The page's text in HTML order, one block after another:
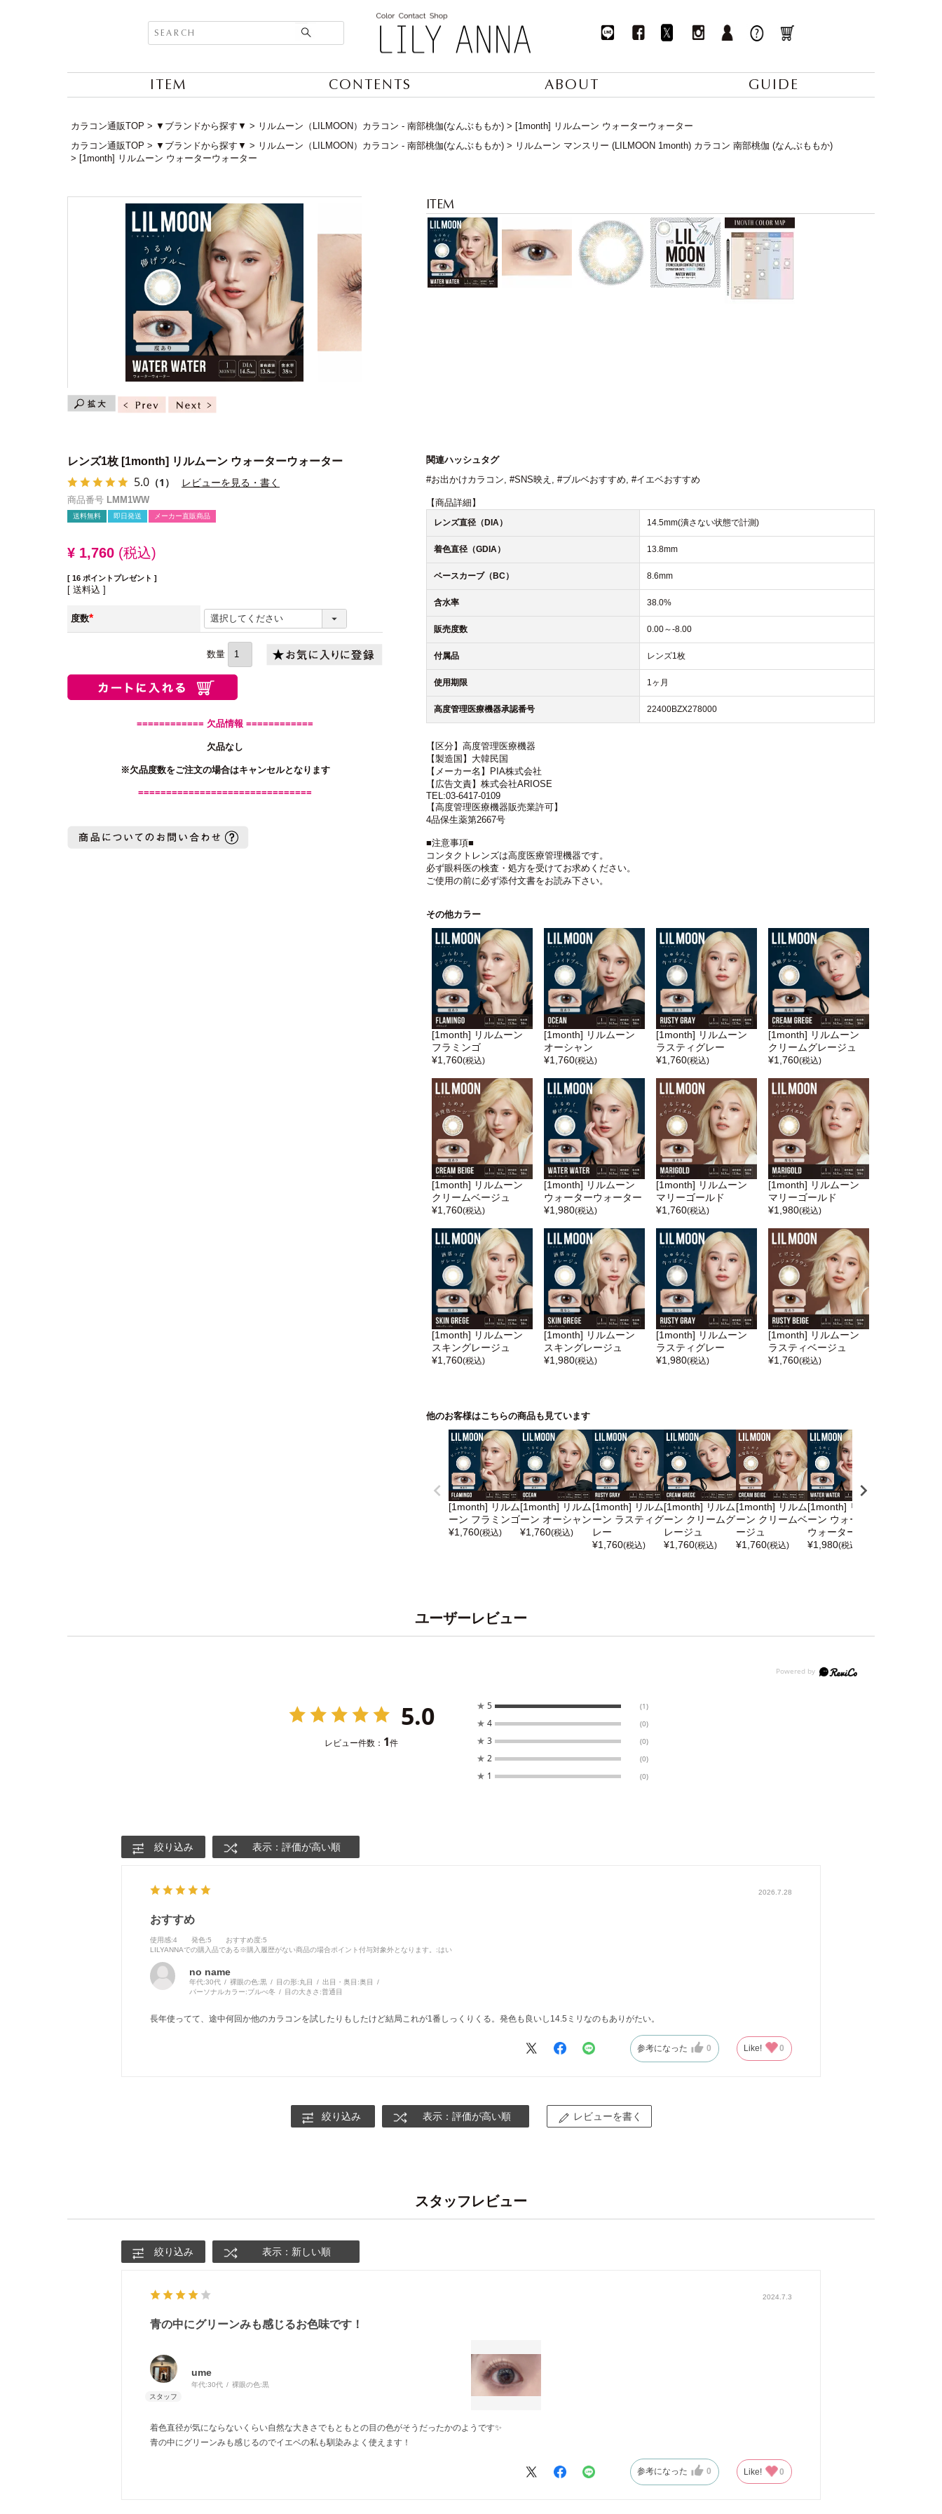
ITEM CONTENTS ABOUT GUIDE
カラコン通販TOP ▼ブランドから探す▼ リルムーン（LILMOON）カラコン - 南部桃伽(なんぶももか)
[1month] リルムーン ウォーターウォーター
カラコン通販TOP
▼ブランドから探す▼ リルムーン（LILMOON）カラコン - 南部桃伽(なんぶももか)
リルムーン マンスリー (LILMOON 1month) カラコン 南部桃伽 (なんぶももか)
[1month] リルムーン ウォーターウォーター
レンズ1枚 [1month] リルムーン ウォーターウォーター
5.0 （1） レビューを見る・書く
商品番号 LMM1WW
送料無料 即日発送 メーカー直販商品
¥ 1,760 税込
[ 16 ポイントプレゼント ]
送料込
度数
(必
============ 欠品情報 ============
欠品なし
※欠品度数をご注文の場合はキャンセルとなります
===============================
関連ハッシュタグ
#お出かけカラコン, #SNS映え , #ブルベおすすめ, #イエベおすすめ
【商品詳細】
レンズ直径（DIA） 14.5mm(潰さない状態で計測)
着色直径（GDIA） 13.8mm
ベースカーブ（BC） 8.6mm
含水率 38.0%
販売度数 0.00～-8.00
付属品 レンズ1枚
使用期限 1ヶ月
高度管理医療機器承認番号 22400BZX278000
【区分】高度管理医療機器
【製造国】大韓民国
【メーカー名】PIA株式会社
【広告文責】株式会社ARIOSE
TEL:03-6417-0109
【高度管理医療機器販売業許可】
4品保生薬第2667号
■注意事項■
コンタクトレンズは高度医療管理機器です。
必ず眼科医の検査・処方を受けてお求めください。
ご使用の前に必ず添付文書をお読み下さい。
その他カラー
[1month] リルムーン
フラミンゴ
¥1,760(税込)
[1month] リルムーン
オーシャン
¥1,760(税込)
[1month] リルムーン
ラスティグレー
¥1,760(税込)
[1month] リルムーン
クリームグレージュ
¥1,760(税込)
[1month] リルムーン
クリームベージュ
¥1,760(税込)
[1month] リルムーン
ウォーターウォーター
¥1,980(税込)
[1month] リルムーン
マリーゴールド
¥1,760(税込)
[1month] リルムーン
マリーゴールド
¥1,980(税込)
[1month] リルムーン
スキングレージュ
¥1,760(税込)
[1month] リルムーン
スキングレージュ
¥1,980(税込)
[1month] リルムーン
ラスティグレー
¥1,980(税込)
[1month] リルムーン
ラスティベージュ
¥1,760(税込)
他のお客様はこちらの商品も見ています
[1month] リルム
ーン フラミンゴ
¥1,760(税込)
[1month] リルム
ーン オーシャン
¥1,760(税込)
[1month] リルム
ーン ラスティグ
レー
¥1,760(税込)
[1month] リルム
ーン クリームグ
レージュ
¥1,760(税込)
[1month] リルム
ーン クリームベ
ージュ
¥1,760(税込)
[1month] リルム
ーン ウォーター
ウォーター
¥1,980(税込)
ユーザーレビュー
5.0
レビュー件数： 1件
★ 5 (1)
★ 4 (0)
★ 3 (0)
★ 2 (0)
★ 1 (0)
絞り込み 表示：評価が高い順
2026.7.28
おすすめ
使用感:4 発色:5 おすすめ度:5
LILYANNAでの購入品である※購入履歴がない商品の場合ポイント付与対象外となります。 :はい
no name
年代:30代 裸眼の色:黒 目の形:丸目 出目・奥目:奥目
パーソナルカラー:ブルべ冬 目の大きさ:普通目
長年使ってて、途中何回か他のカラコンを試したりもしたけど結局これが1番しっくりくる。発色も良いし14.5ミリなのもありがたい。
参考になった 0 Like! 0
絞り込み 表示：評価が高い順 レビューを書く
スタッフレビュー
絞り込み 表示：新しい順
2024.7.3
青の中にグリーンみも感じるお色味です！
ume
年代:30代 裸眼の色:黒
着色直径が気にならないくらい自然な大きさでもともとの目の色がそうだったかのようです✨
青の中にグリーンみも感じるのでイエベの私も馴染みよく使えます！
参考になった 0 Like! 0